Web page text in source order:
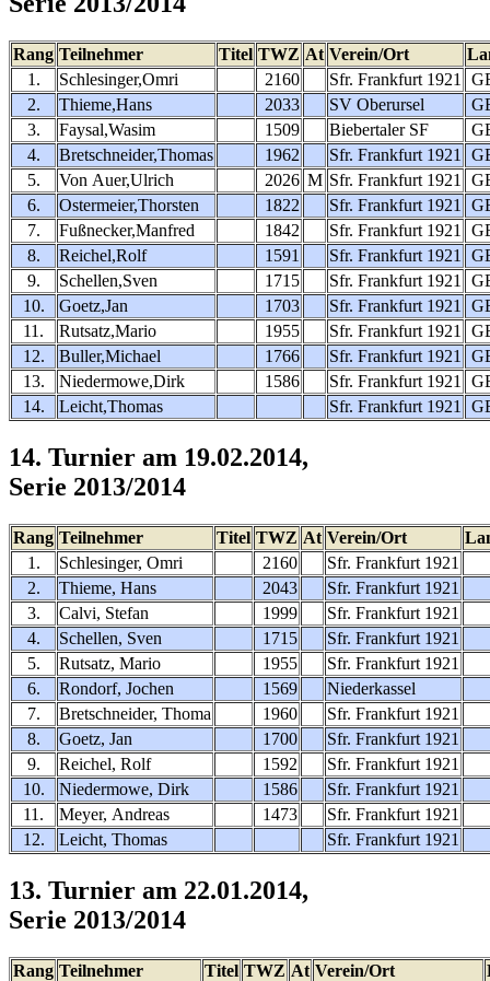
Rang Teilnehmer Titel TWZ At Verein/Ort
1.
Schlesinger,Omri 2160 Sfr. Frankfurt 1921
2.
Thieme,Hans 2033 SV Oberursel
3.
Faysal,Wasim 1509 Biebertaler SF
4.
Bretschneider,Thomas 1962 Sfr. Frankfurt 1921
5.
Von Auer,Ulrich 2026 M Sfr. Frankfurt 1921
6.
Ostermeier,Thorsten 1822 Sfr. Frankfurt 1921
7.
Fußnecker,Manfred 1842 Sfr. Frankfurt 1921
8.
Reichel,Rolf 1591 Sfr. Frankfurt 1921
9.
Schellen,Sven 1715 Sfr. Frankfurt 1921
10.
Goetz,Jan 1703 Sfr. Frankfurt 1921
11.
Rutsatz,Mario 1955 Sfr. Frankfurt 1921
12.
Buller,Michael 1766 Sfr. Frankfurt 1921
13.
Niedermowe,Dirk 1586 Sfr. Frankfurt 1921
14.
Leicht,Thomas Sfr. Frankfurt 1921
14. Turnier am 19.02.2014,
Serie 2013/2014
Rang Teilnehmer Titel TWZ At Verein/Ort
1.
Schlesinger, Omri 2160
Sfr. Frankfurt 1921
2.
Thieme, Hans 2043
Sfr. Frankfurt 1921
3.
Calvi, Stefan 1999
Sfr. Frankfurt 1921
4.
Schellen, Sven 1715
Sfr. Frankfurt 1921
5.
Rutsatz, Mario 1955
Sfr. Frankfurt 1921
6.
Rondorf, Jochen 1569
Niederkassel
7.
Bretschneider, Thoma 1960
Sfr. Frankfurt 1921
8.
Goetz, Jan 1700
Sfr. Frankfurt 1921
9.
Reichel, Rolf 1592
Sfr. Frankfurt 1921
10.
Niedermowe, Dirk 1586
Sfr. Frankfurt 1921
11.
Meyer, Andreas 1473
Sfr. Frankfurt 1921
12.
Leicht, Thomas Sfr. Frankfurt 1921
13. Turnier am 22.01.2014,
Serie 2013/2014
Rang Teilnehmer Titel TWZ At Verein/Ort